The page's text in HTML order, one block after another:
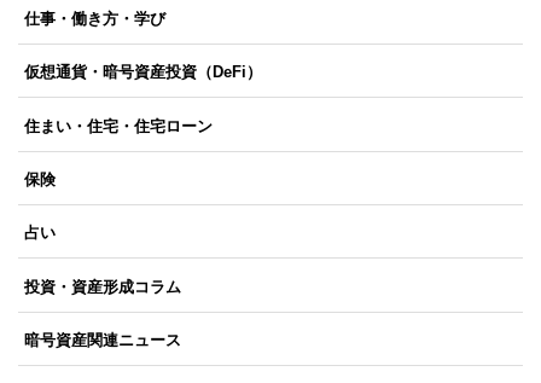
仕事・働き方・学び
仮想通貨・暗号資産投資（DeFi）
住まい・住宅・住宅ローン
保険
占い
投資・資産形成コラム
暗号資産関連ニュース